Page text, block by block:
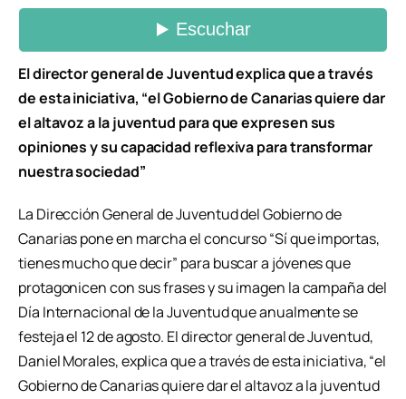
El director general de Juventud explica que a través
de esta iniciativa, “el Gobierno de Canarias quiere dar
el altavoz a la juventud para que expresen sus
opiniones y su capacidad reflexiva para transformar
nuestra sociedad”
La Dirección General de Juventud del Gobierno de
Canarias pone en marcha el concurso “Sí que importas,
tienes mucho que decir” para buscar a jóvenes que
protagonicen con sus frases y su imagen la campaña del
Día Internacional de la Juventud que anualmente se
festeja el 12 de agosto. El director general de Juventud,
Daniel Morales, explica que a través de esta iniciativa, “el
Gobierno de Canarias quiere dar el altavoz a la juventud